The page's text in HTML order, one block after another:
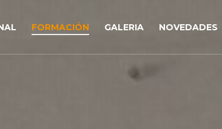
FORMACIÓN GALERIA NOVEDADES